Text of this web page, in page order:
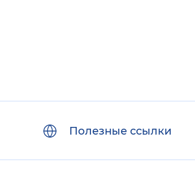
Полезные ссылки